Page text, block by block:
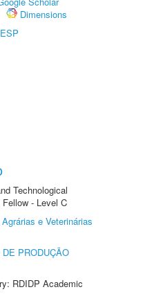
Dimensions
Technological
- Level C
e Veterinárias
PRODUÇÃO
RDIDP Academic